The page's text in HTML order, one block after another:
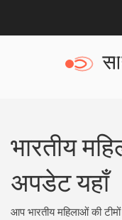
भारतीय
अपडेट यहाँ
आप भारतीय महिलाओं की